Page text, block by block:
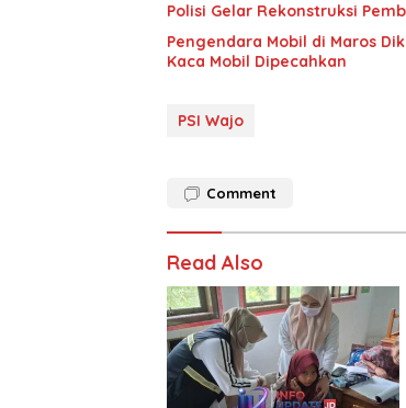
Polisi Gelar Rekonstruksi
Pengendara Mobil di Maros
Kaca Mobil Dipecahkan
PSI Wajo
Comment
Read Also